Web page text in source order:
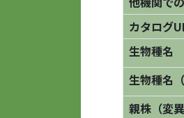
カタログ
生物種名
生物種名
親株（変